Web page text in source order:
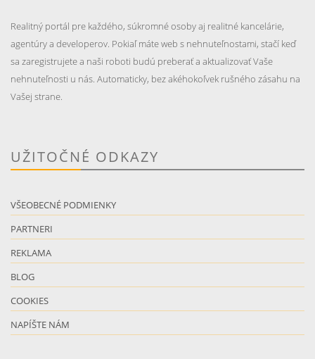
Realitný portál pre každého, súkromné osoby aj realitné kancelárie,
agentúry a developerov. Pokiaľ máte web s nehnuteľnostami, stačí keď
sa zaregistrujete a naši roboti budú preberať a aktualizovať Vaše
nehnuteľnosti u nás. Automaticky, bez akéhokoľvek rušného zásahu na
Vašej strane.
UŽITOČNÉ ODKAZY
VŠEOBECNÉ PODMIENKY
PARTNERI
REKLAMA
BLOG
COOKIES
NAPÍŠTE NÁM